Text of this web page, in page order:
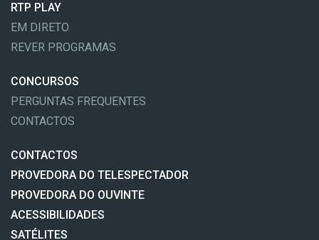
RTP PLAY
EM DIRETO
REVER PROGRAMAS
CONCURSOS
PERGUNTAS FREQUENTES
CONTACTOS
CONTACTOS
PROVEDORA DO TELESPECTADOR
PROVEDORA DO OUVINTE
ACESSIBILIDADES
SATÉLITES